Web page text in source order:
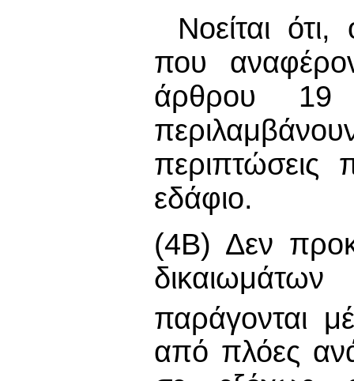
Νοείται
που
άρθρου 19
περιπτώσεις
εδάφιο.
(4Β) Δεν
παράγονται
από πλόες